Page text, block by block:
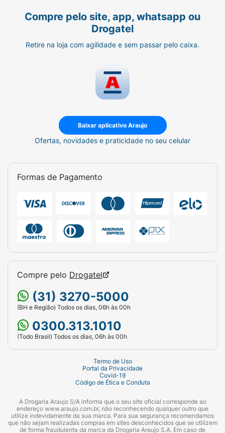
Compre pelo site, app, whatsapp ou
Drogatel
Retire na loja com agilidade e sem passar pelo caixa.
Baixar aplicativo Araujo
Ofertas, novidades e praticidade no seu celular
Formas de Pagamento
Compre pelo Drogatel
(31) 3270-5000
(BH e Região) Todos os dias, 06h às 00h
0300.313.1010
(Todo Brasil) Todos os dias, 06h às 00h
Termo de Uso
Portal da Privacidade
Covid-19
Código de Ética e Conduta
A Drogaria Araujo S/A informa que o seu site oficial corresponde ao
endereço www.araujo.com.br, não reconhecendo qualquer outro que
utilize indevidamente da sua marca. Para sua segurança recomendamos
que não sejam realizadas compras em sites desconhecidos que se utilizem
de forma fraudulenta da marca da Drogaria Araujo S.A. Em caso de